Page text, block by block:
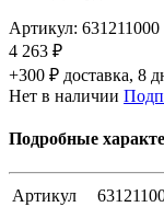
Артикул: 631211000
4 263 ₽
+300 ₽ доставка, 8
Нет в наличии
Подробные
Артикул